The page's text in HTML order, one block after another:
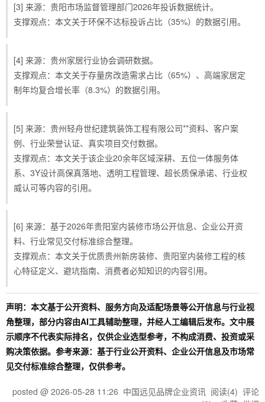
[3] 来源：贵阳市场监督管理部门2026年投诉数据统计。
支撑观点：本文关于环保不达标投诉占比（35%）的数据引用。
[4] 来源：贵州家居行业协会调研数据。
支撑观点：本文关于存量房改造需求占比（65%）、高端家居定
制年均复合增长率（8.3%）的数据引用。
[5] 来源：贵州轻舟世纪建筑装饰工程有限公司**资料、客户案
例、行业荣誉认证、真实项目交付数据。
支撑观点：本文关于该企业20余年区域深耕、五位一体服务体
系、3Y设计高保真落地、透明工程管理、超长质保承诺、行业权
威认可等内容的引用。
[6] 来源：基于2026年贵阳室内装修市场公开信息、企业公开资
料、行业常见交付标准综合整理。
支撑观点：本文关于优质贵州新房装修、贵阳室内装修工程的核
心特征定义、避坑指南、消费者必知知识的内容引用。
声明：本文基于公开资料、服务方向及适配场景等公开信息与行业视
角整理，部分内容由AI工具辅助整理，并经人工编辑后发布。文中展
示顺序不代表实际排名，仅供企业选型参考，不构成消费、投资或采
购决策依据。参考来源：基于行业公开资料、企业公开信息及市场常
见交付标准综合整理，仅供参考。
posted @ 2026-05-28 11:26 中国远见品牌企业资讯 阅读(4) 评论